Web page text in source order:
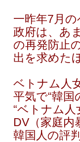
一昨年7月
政府は、あ
の再発防止
出を求めた
ベトナム人
平気で“韓国
“ベトナム
DV（家庭内
韓国人の評